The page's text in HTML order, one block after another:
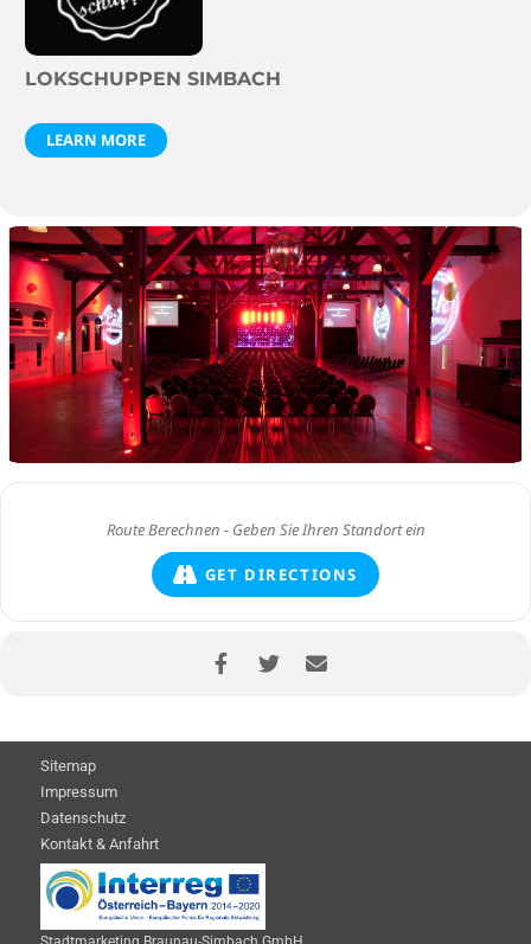
LOKSCHUPPEN SIMBACH
LEARN MORE
GET DIRECTIONS
Sitemap
Impressum
Datenschutz
Kontakt & Anfahrt